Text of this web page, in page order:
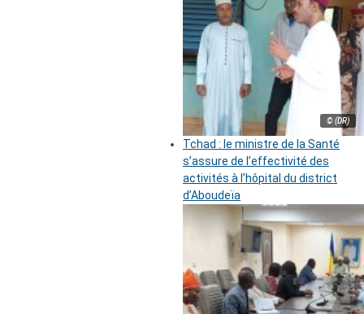
© (DR)
Tchad : le ministre de la Santé
s’assure de l’effectivité des
activités à l’hôpital du district
d’Aboudeïa